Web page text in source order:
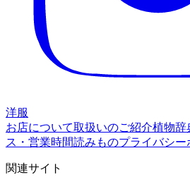
洋服
お店について取扱いのご紹介植物辞
ス・営業時間読みものプライバシー
関連サイト